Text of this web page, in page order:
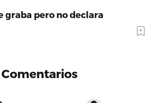
graba pero no declara